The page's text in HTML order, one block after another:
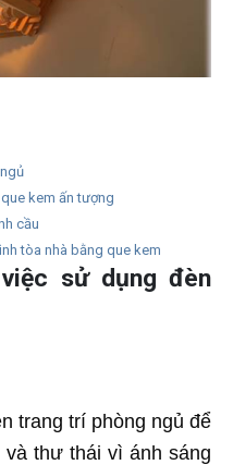
kem ấn tượng
cầu
tòa nhà bằng que kem
sử dụng đèn
trang trí phòng ngủ để
thư thái vì ánh sáng